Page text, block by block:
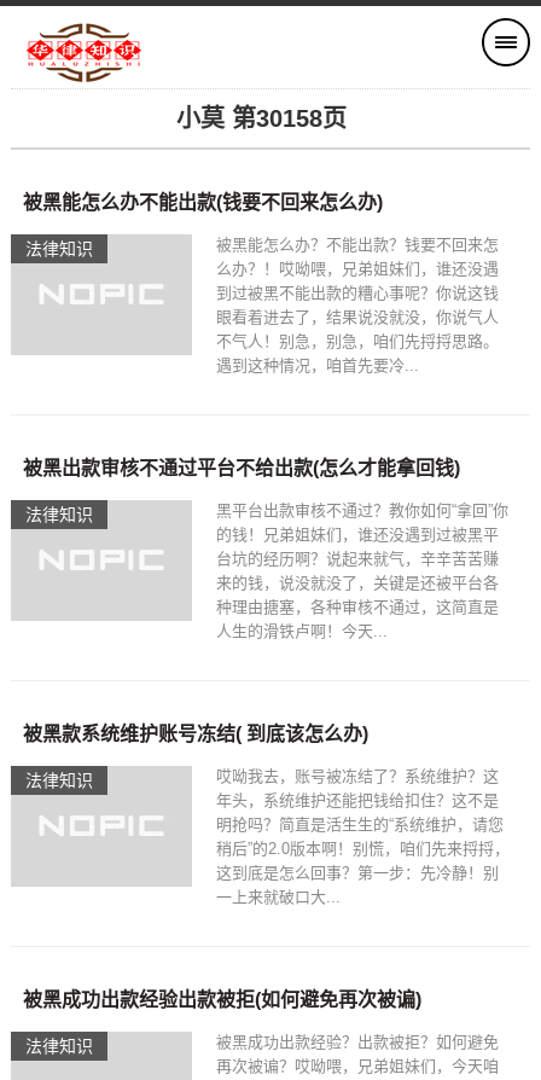
小莫 第30158页
法律知识
被黑能怎么办不能出款(钱要不回来怎么办)
被黑能怎么办？不能出款？钱要不回来怎
么办？！哎呦喂，兄弟姐妹们，谁还没遇
到过被黑不能出款的糟心事呢？你说这钱
眼看着进去了，结果说没就没，你说气人
不气人！别急，别急，咱们先捋捋思路。
遇到这种情况，咱首先要冷...
法律知识
被黑出款审核不通过平台不给出款(怎么才能拿回钱)
黑平台出款审核不通过？教你如何“拿回”你
的钱！兄弟姐妹们，谁还没遇到过被黑平
台坑的经历啊？说起来就气，辛辛苦苦赚
来的钱，说没就没了，关键是还被平台各
种理由搪塞，各种审核不通过，这简直是
人生的滑铁卢啊！今天...
法律知识
被黑款系统维护账号冻结( 到底该怎么办)
哎呦我去，账号被冻结了？系统维护？这
年头，系统维护还能把钱给扣住？这不是
明抢吗？简直是活生生的“系统维护，请您
稍后”的2.0版本啊！别慌，咱们先来捋捋，
这到底是怎么回事？第一步：先冷静！别
一上来就破口大...
法律知识
被黑成功出款经验出款被拒(如何避免再次被谝)
被黑成功出款经验？出款被拒？如何避免
再次被谝？哎呦喂，兄弟姐妹们，今天咱